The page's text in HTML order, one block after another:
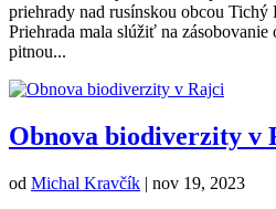
priehrady nad rusínskou obcou
Priehrada mala slúžiť na
pitnou...
Obnova biodiverzity v
od Michal Kravčík | nov 19, 2023